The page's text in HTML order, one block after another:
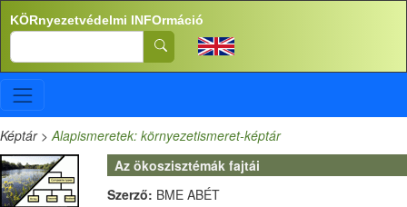
Ugrás a tartalomra
KÖRnyezetvédelmi INFOrmáció
Search
Képtár>Alapismeretek: környezetismeret-képtár
Az ökoszisztémák fajtái
Szerző: BME ABÉT